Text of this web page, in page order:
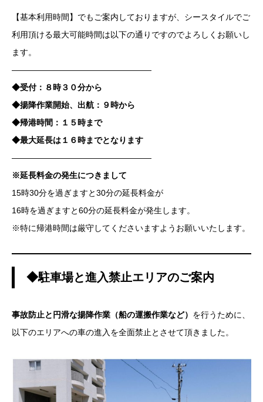
【基本利用時間】でもご案内しておりますが、シースタイルでご
利用頂ける最大可能時間は以下の通りですのでよろしくお願いし
ます。
—————————————————
◆受付：８時３０分から
◆揚降作業開始、出航：９時から
◆帰港時間：１５時まで
◆最大延長は１６時までとなります
—————————————————
※延長料金の発生につきまして
15時30分を過ぎますと30分の延長料金が
16時を過ぎますと60分の延長料金が発生します。
※特に帰港時間は厳守してくださいますようお願いいたします。
◆駐車場と進入禁止エリアのご案内
事故防止と円滑な揚降作業（船の運搬作業など） を行うために、
以下のエリアへの車の進入を全面禁止とさせて頂きました。